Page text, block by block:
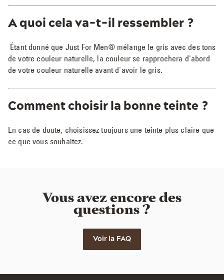
A quoi cela va-t-il ressembler ?
Étant donné que Just For Men® mélange le gris avec des tons
de votre couleur naturelle, la couleur se rapprochera d'abord
de votre couleur naturelle avant d'avoir le gris.
Comment choisir la bonne teinte ?
En cas de doute, choisissez toujours une teinte plus claire que
ce que vous souhaitez.
Vous avez encore des
questions ?
Voir la FAQ